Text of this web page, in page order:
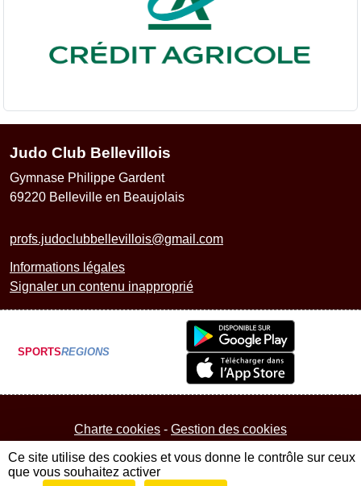
Judo Club Bellevillois
Gymnase Philippe Gardent
69220 Belleville en Beaujolais
profs.judoclubbellevillois@gmail.com
Informations légales
Signaler un contenu inapproprié
SPORTSREGIONS
Charte cookies Gestion des cookies
Ce site utilise des cookies et vous donne le contrôle sur ceux
que vous souhaitez activer